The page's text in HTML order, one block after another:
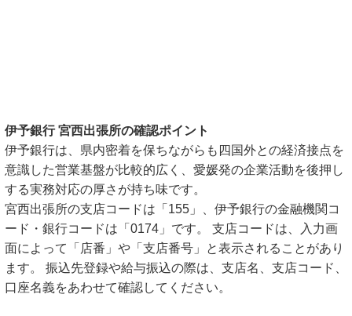
伊予銀行 宮西出張所の確認ポイント
伊予銀行は、県内密着を保ちながらも四国外との経済接点を
意識した営業基盤が比較的広く、愛媛発の企業活動を後押し
する実務対応の厚さが持ち味です。
宮西出張所の支店コードは「155」、伊予銀行の金融機関コ
ード・銀行コードは「0174」です。 支店コードは、入力画
面によって「店番」や「支店番号」と表示されることがあり
ます。 振込先登録や給与振込の際は、支店名、支店コード、
口座名義をあわせて確認してください。